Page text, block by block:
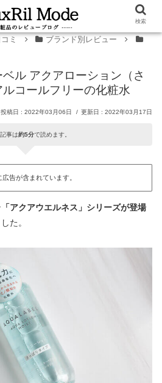
ミ
ブランド別レビュー
ベル アクアローション（さ
コールフリーの化粧水
2022年03月06日 2022年03月17日
事は約5分で読めます。
告が含まれています。
「アクアウエルネス」シリーズが登場
た。
検索